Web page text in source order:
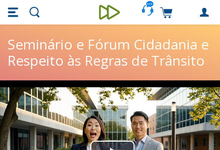
Skip main navigation
Skip to main content
Unieducar
Carrinho de
Seminário e Fórum Cidadania e
Respeito às Regras de Trânsito